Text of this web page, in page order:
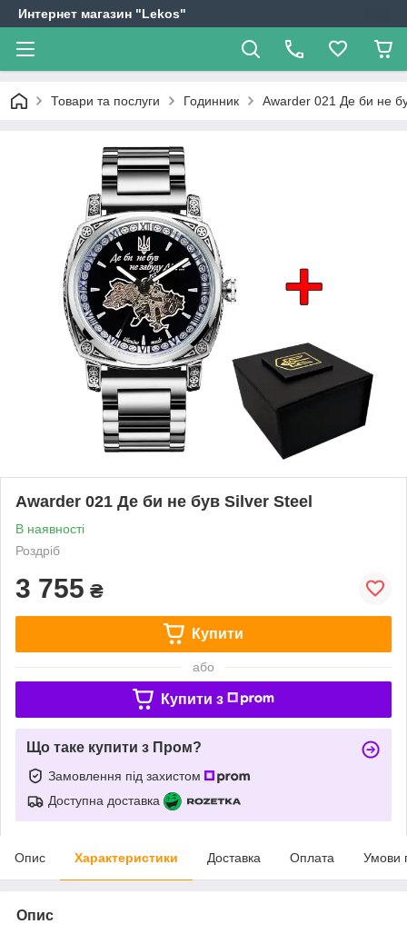
Интернет магазин "Lekos"
Товари та послуги Годинник Awarder 021 Де би не
Awarder 021 Де би не був Silver Steel
В наявності
Роздріб
3 755 ₴
Купити
або
Купити з
Що таке купити з Пром?
Замовлення під захистом
Доступна доставка
Опис Характеристики Доставка Оплата Умови
Опис